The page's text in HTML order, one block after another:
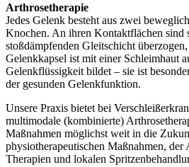
Arthrosetherapie
Jedes Gelenk besteht aus zwei
Knochen. An ihren Kontaktflächen sind
stoßdämpfenden Gleitschicht
Gelenkkapsel ist mit einer Schleimhaut
Gelenkflüssigkeit bildet – sie ist
der gesunden Gelenkfunktion.
Unsere Praxis bietet bei
multimodale (kombinierte)
Maßnahmen möglichst weit in die
physiotherapeutischen Maßnahmen,
Therapien und lokalen